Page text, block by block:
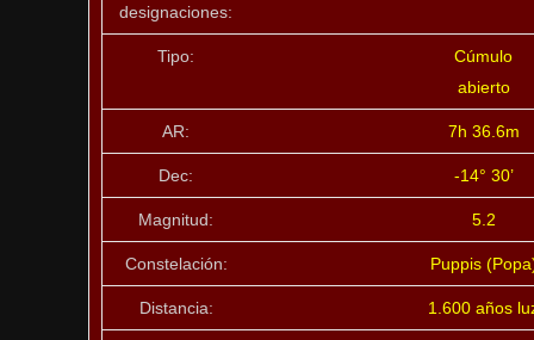
designaciones:
Tipo:
Cúmulo
abierto
AR: 7h 36.6m
Dec: -14° 30’
Magnitud: 5.2
Constelación: Puppis
Distancia: 1.600 años